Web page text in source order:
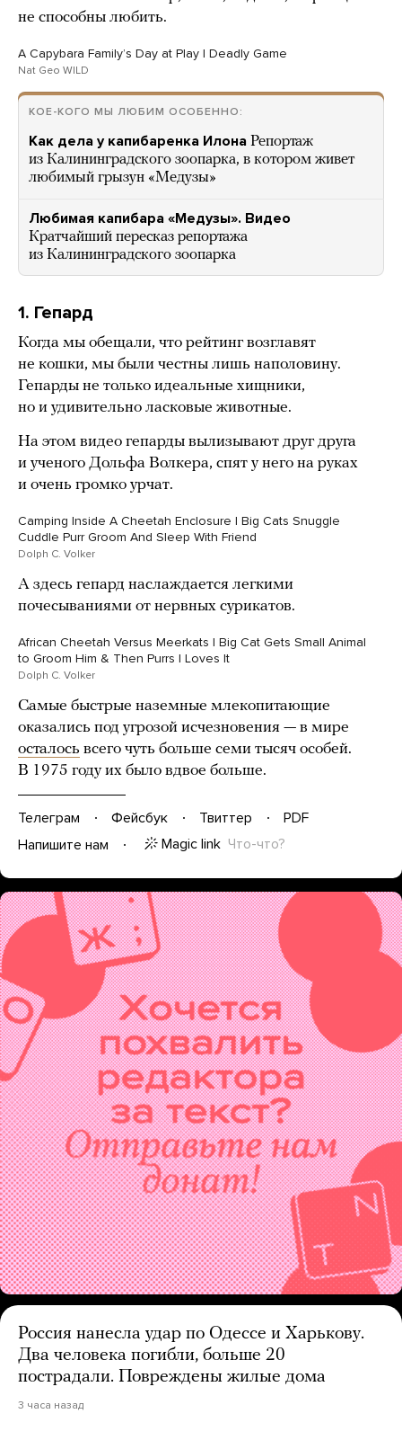
не способны любить.
A Capybara Familyʼs Day at Play | Deadly Game
Nat Geo WILD
КОЕ-КОГО МЫ ЛЮБИМ ОСОБЕННО:
Как дела у капибаренка Илона Репортаж
из Калининградского зоопарка, в котором живет
любимый грызун «Медузы»
Любимая капибара «Медузы». Видео
Кратчайший пересказ репортажа
из Калининградского зоопарка
1. Гепард
Когда мы обещали, что рейтинг возглавят
не кошки, мы были честны лишь наполовину.
Гепарды не только идеальные хищники,
но и удивительно ласковые животные.
На этом видео гепарды вылизывают друг друга
и ученого Дольфа Волкера, спят у него на руках
и очень громко урчат.
Camping Inside A Cheetah Enclosure | Big Cats Snuggle
Cuddle Purr Groom And Sleep With Friend
Dolph C. Volker
А здесь гепард наслаждается легкими
почесываниями от нервных сурикатов.
African Cheetah Versus Meerkats | Big Cat Gets Small Animal
to Groom Him & Then Purrs | Loves It
Dolph C. Volker
Самые быстрые наземные млекопитающие
оказались под угрозой исчезновения — в мире
осталось всего чуть больше семи тысяч особей.
В 1975 году их было вдвое больше.
Телеграм Фейсбук Твиттер
PDF
Напишите нам
Magic link Что-что?
Россия нанесла удар по Одессе и Харькову.
Два человека погибли, больше 20
пострадали. Повреждены жилые дома
3 часа назад